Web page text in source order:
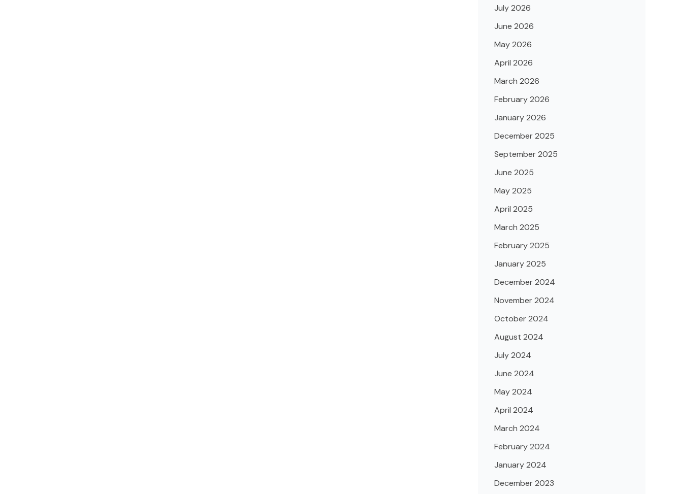
July 2026
June 2026
May 2026
April 2026
March 2026
February 2026
January 2026
December 2025
September 2025
June 2025
May 2025
April 2025
March 2025
February 2025
January 2025
December 2024
November 2024
October 2024
August 2024
July 2024
June 2024
May 2024
April 2024
March 2024
February 2024
January 2024
December 2023